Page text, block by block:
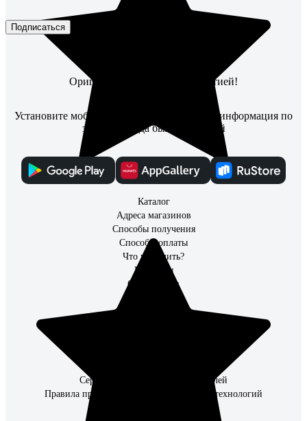
Подписаться
Оригинальные товары с гарантией!
Установите мобильное приложение, чтобы информация по
заказам всегда была под рукой
Каталог
Адреса магазинов
Способы получения
Способы оплаты
Что улучшить?
Контакты
О Компании
Сервисные центры производителей
Правила применения рекомендательных технологий